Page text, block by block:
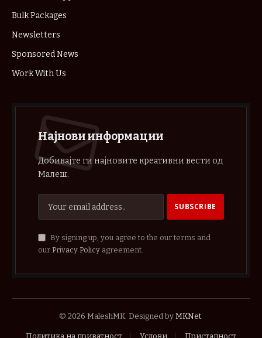
Bulk Packages
Newsletters
Sponsored News
Work With Us
Најнови информации
Добивајте ги најновите креативни вести од
Малеш.
By signing up, you agree to the our terms and
our Privacy Policyagreement.
© 2026 MaleshMK. Designed by MKNet.
Политика на приватност Услови Пристапност